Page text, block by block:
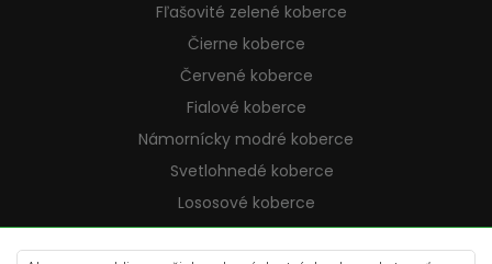
Fľašovité zelené koberce
Čierne koberce
Červené koberce
Fialové koberce
Námornícky modré koberce
Svetlohnedé koberce
Lososové koberce
Krémové koberce